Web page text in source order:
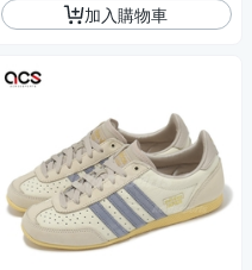
加入購物車